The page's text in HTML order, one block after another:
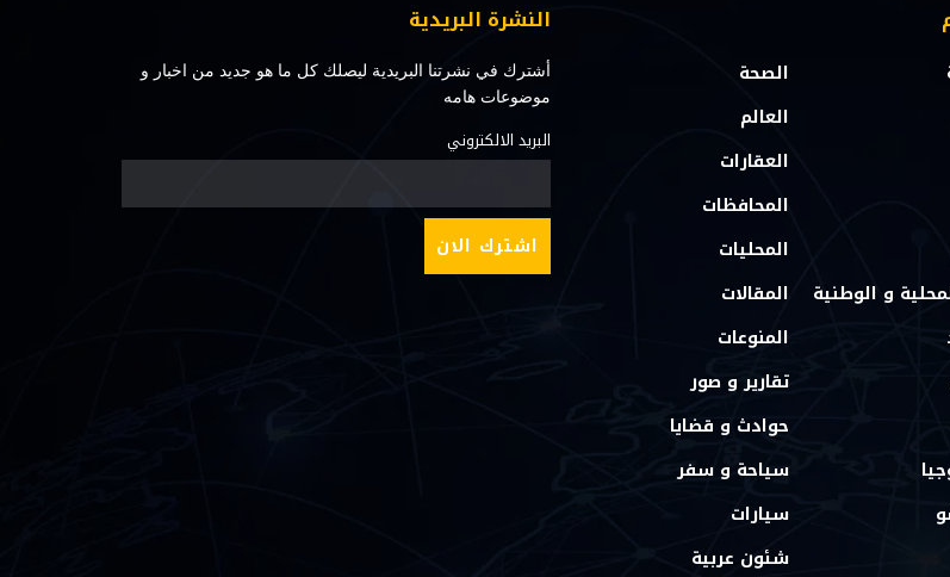
و الوطنية
الصحة
العالم
العقارات
المحافظات
المحليات
المقالات
المنوعات
تقارير و صور
حوادث و قضايا
سياحة و سفر
سيارات
شئون عربية
النشرة البريدية
أشترك في نشرتنا البريدية ليصلك كل ما هو جديد من اخبار و
موضوعات هامه
البريد الالكتروني